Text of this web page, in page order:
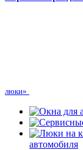
люки»
автомобиля